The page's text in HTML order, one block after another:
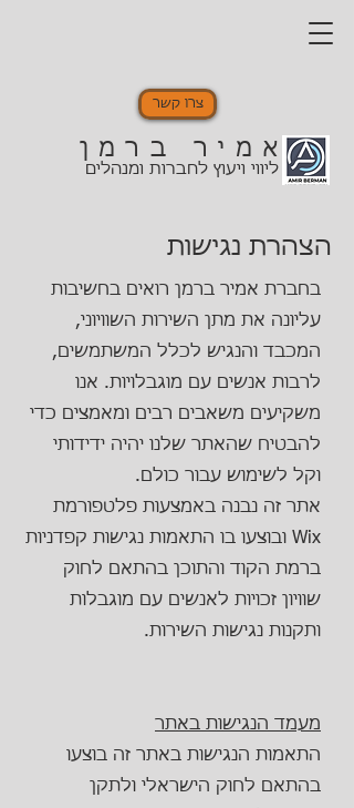
אמיר ברמן
ליווי ויעוץ לחברות ומנהלים
צרו קשר
הצהרת נגישות
בחברת אמיר ברמן רואים בחשיבות
עליונה את מתן השירות השוויוני,
המכבד והנגיש לכלל המשתמשים,
לרבות אנשים עם מוגבלויות. אנו
משקיעים משאבים רבים ומאמצים כדי
להבטיח שהאתר שלנו יהיה ידידותי
וקל לשימוש עבור כולם.
אתר זה נבנה באמצעות פלטפורמת
Wix ובוצעו בו התאמות נגישות קפדניות
ברמת הקוד והתוכן בהתאם לחוק
שוויון זכויות לאנשים עם מוגבלות
ותקנות נגישות השירות.
מעמד הנגישות באתר
התאמות הנגישות באתר זה בוצעו
בהתאם לחוק הישראלי ולתקן